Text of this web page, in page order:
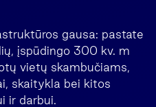
gausa: pastate
įspūdingo 300 kv. m
vietų skambučiams,
skaitykla bei kitos
ir darbui.